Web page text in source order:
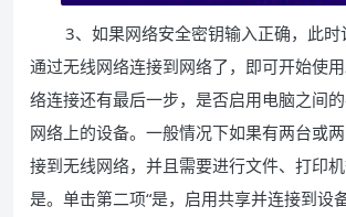
3、如果网络安全密钥输入正确，此
通过无线网络连接到网络了，即可开始使
络连接还有最后一步，是否启用电脑之间
网络上的设备。一般情况下如果有两台或
接到无线网络，并且需要进行文件、打印
是。单击第二项“是，启用共享并连接到设